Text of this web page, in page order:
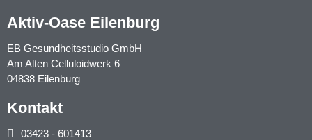
Aktiv-Oase Eilenburg
EB Gesundheitsstudio GmbH
Am Alten Celluloidwerk 6
04838 Eilenburg
Kontakt
03423 - 601413